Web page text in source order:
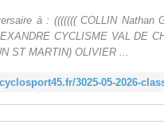
à : ((((((( COLLIN Nathan
CYCLISME VAL DE
ST MARTIN) OLIVIER ...